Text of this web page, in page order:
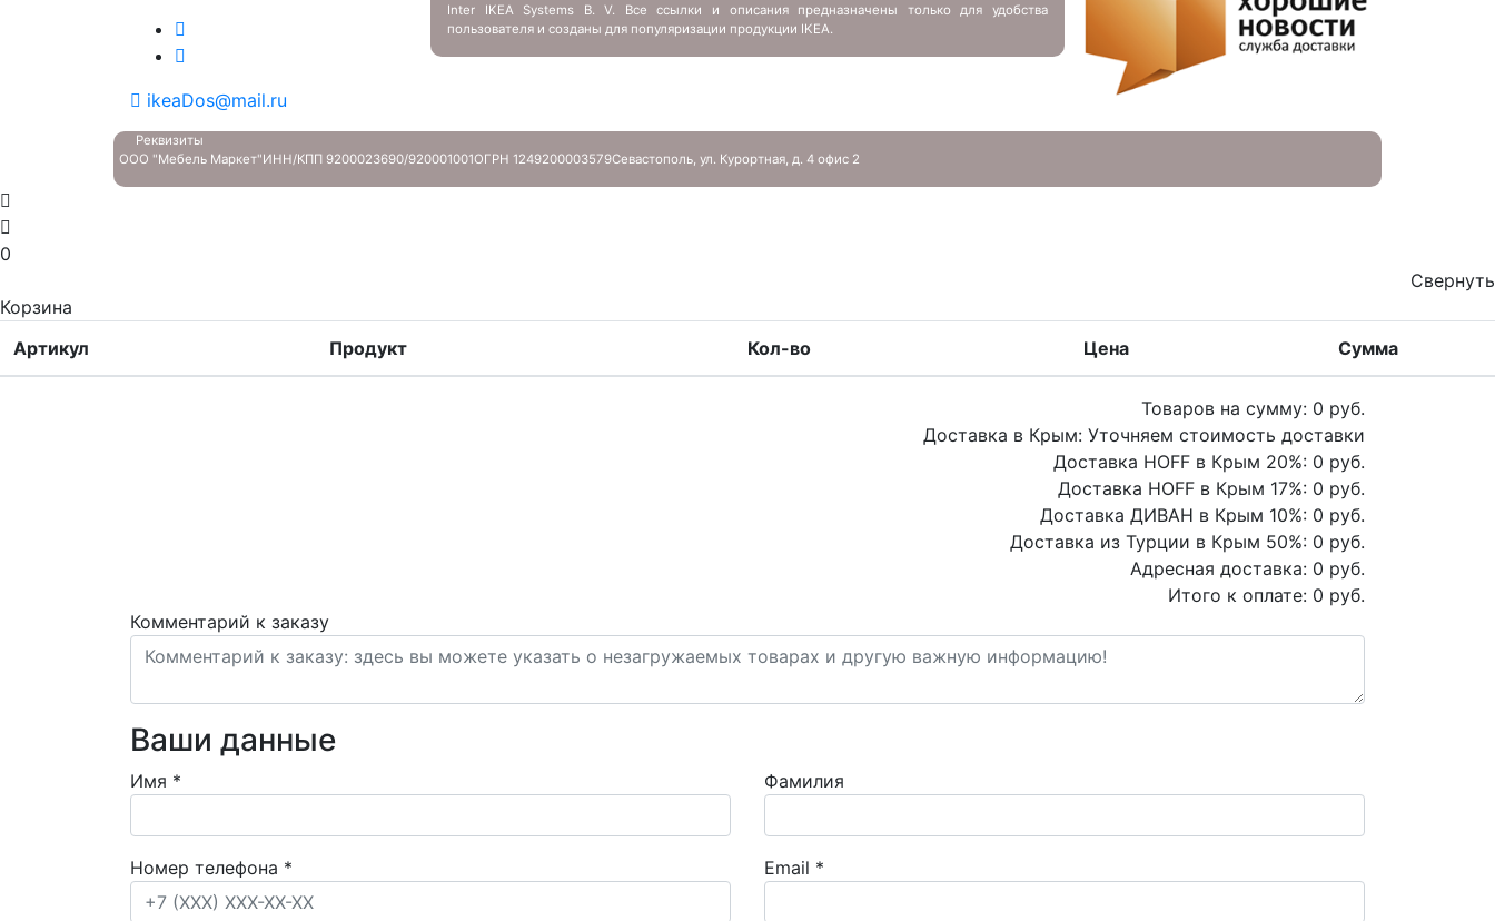
ikeaDos@mail.ru
Inter IKEA Systems B. V. Все ссылки и описания предназначены только для удобства
пользователя и созданы для популяризации продукции IKEA.
Реквизиты
ООО "Мебель Маркет"ИНН/КПП 9200023690/920001001ОГРН 1249200003579Севастополь, ул. Курортная, д. 4 офис 2
0
Свернуть
Корзина
Артикул
Продукт Кол-во Цена Сумма
Товаров на сумму: 0 руб.
Доставка в Крым: Уточняем стоимость доставки
Доставка HOFF в Крым 20%: 0 руб.
Доставка HOFF в Крым 17%: 0 руб.
Доставка ДИВАН в Крым 10%: 0 руб.
Доставка из Турции в Крым 50%: 0 руб.
Адресная доставка: 0 руб.
Итого к оплате: 0 руб.
Комментарий к заказу
Ваши данные
Имя * Фамилия
Номер телефона * Email *